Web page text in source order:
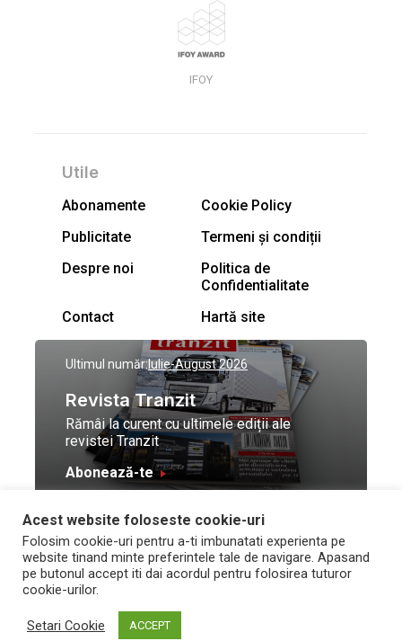
IFOY
Utile
Abonamente
Cookie Policy
Publicitate
Termeni și condiții
Despre noi
Politica de
Confidentialitate
Contact
Hartă site
Ultimul număr:Iulie-August 2026
Revista Tranzit
Rămâi la curent cu ultimele ediții ale
revistei Tranzit
Abonează-te
© Toate drepturile
rezervate Trafic Media
2026
Design by
and development byNeo
Vision Technologies
Acest website foloseste cookie-uri
Folosim cookie-uri pentru a-ti imbunatati experienta pe
website tinand minte preferintele tale de navigare. Apasand
pe butonul accept iti dai acordul pentru folosirea tuturor
cookie-urilor.
Setari Cookie ACCEPT